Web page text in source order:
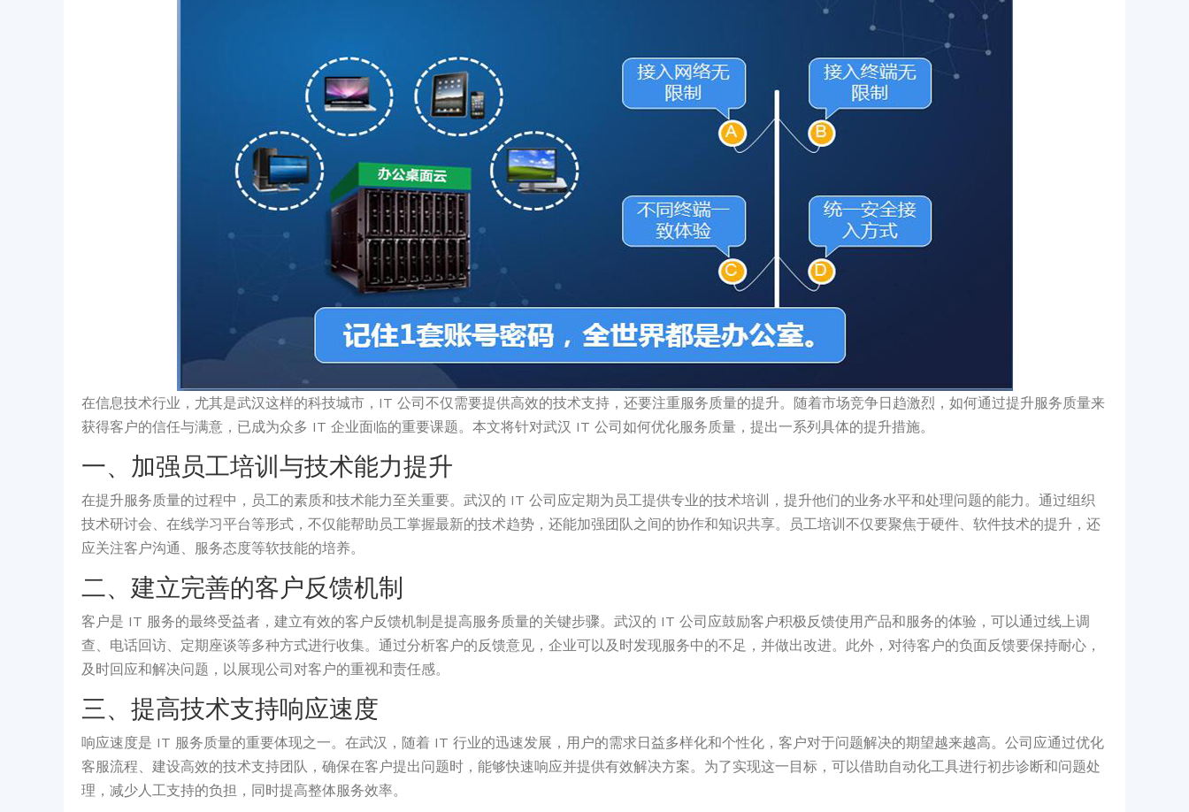
在信息技术行业，尤其是武汉这样的科技城市，IT 公司不仅需要提供高效的技术支持，还要注重服务质量的提升。随着市场竞争日趋激烈，如何通过提升服务质量来
获得客户的信任与满意，已成为众多 IT 企业面临的重要课题。本文将针对武汉 IT 公司如何优化服务质量，提出一系列具体的提升措施。
一、加强员工培训与技术能力提升
在提升服务质量的过程中，员工的素质和技术能力至关重要。武汉的 IT 公司应定期为员工提供专业的技术培训，提升他们的业务水平和处理问题的能力。通过组织
技术研讨会、在线学习平台等形式，不仅能帮助员工掌握最新的技术趋势，还能加强团队之间的协作和知识共享。员工培训不仅要聚焦于硬件、软件技术的提升，还
应关注客户沟通、服务态度等软技能的培养。
二、建立完善的客户反馈机制
客户是 IT 服务的最终受益者，建立有效的客户反馈机制是提高服务质量的关键步骤。武汉的 IT 公司应鼓励客户积极反馈使用产品和服务的体验，可以通过线上调
查、电话回访、定期座谈等多种方式进行收集。通过分析客户的反馈意见，企业可以及时发现服务中的不足，并做出改进。此外，对待客户的负面反馈要保持耐心，
及时回应和解决问题，以展现公司对客户的重视和责任感。
三、提高技术支持响应速度
响应速度是 IT 服务质量的重要体现之一。在武汉，随着 IT 行业的迅速发展，用户的需求日益多样化和个性化，客户对于问题解决的期望越来越高。公司应通过优化
客服流程、建设高效的技术支持团队，确保在客户提出问题时，能够快速响应并提供有效解决方案。为了实现这一目标，可以借助自动化工具进行初步诊断和问题处
理，减少人工支持的负担，同时提高整体服务效率。